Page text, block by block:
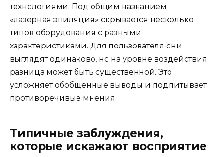
технологиями. Под общим названием
«лазерная эпиляция» скрывается несколько
типов оборудования с разными
характеристиками. Для пользователя они
выглядят одинаково, но на уровне воздействия
разница может быть существенной. Это
усложняет обобщённые выводы и подпитывает
противоречивые мнения.
Типичные заблуждения,
которые искажают восприятие